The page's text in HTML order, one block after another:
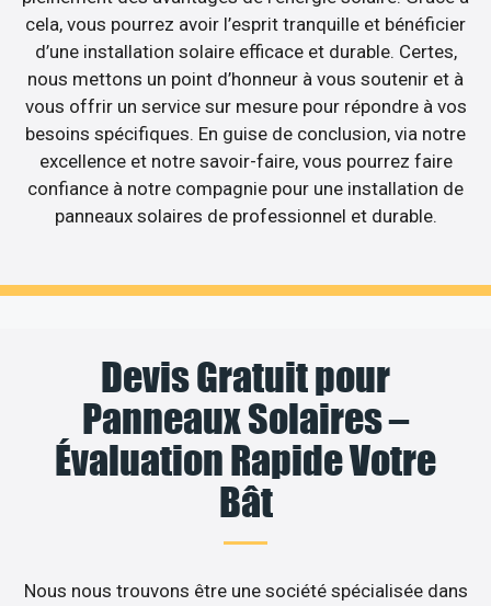
cela, vous pourrez avoir l’esprit tranquille et bénéficier
d’une installation solaire efficace et durable. Certes,
nous mettons un point d’honneur à vous soutenir et à
vous offrir un service sur mesure pour répondre à vos
besoins spécifiques. En guise de conclusion, via notre
excellence et notre savoir-faire, vous pourrez faire
confiance à notre compagnie pour une installation de
panneaux solaires de professionnel et durable.
Devis Gratuit pour
Panneaux Solaires –
Évaluation Rapide Votre
Bât
Nous nous trouvons être une société spécialisée dans